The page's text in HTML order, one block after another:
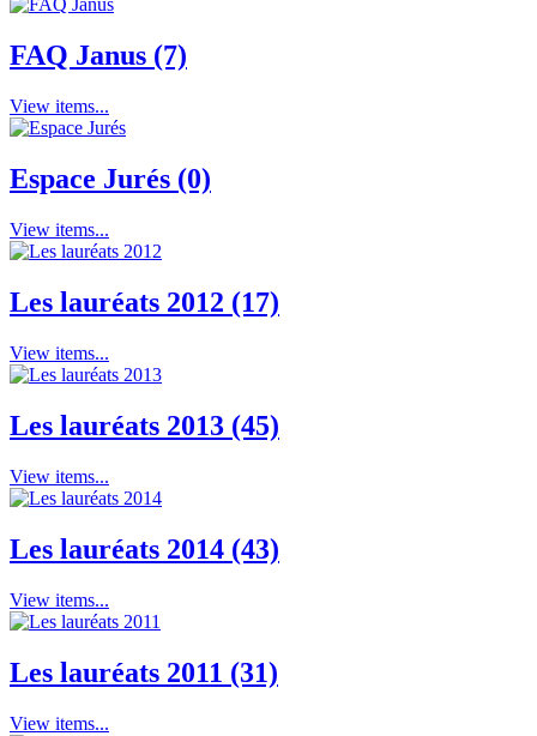
FAQ Janus (7)
View items...
Espace Jurés (0)
View items...
Les lauréats 2012 (17)
View items...
Les lauréats 2013 (45)
View items...
Les lauréats 2014 (43)
View items...
Les lauréats 2011 (31)
View items...